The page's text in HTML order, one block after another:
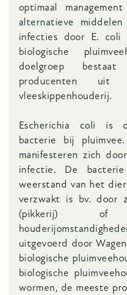
optimaal
alternatieve
infecties door E. coli
biologische
doelgroep
producenten
vleeskippenhouderij.
Escherichia coli is
bacterie bij
manifesteren zich
infectie. De
weerstand van het
verzwakt is bv. door
(pikkerij)
uitgevoerd door
biologische
biologische
wormen, de meeste